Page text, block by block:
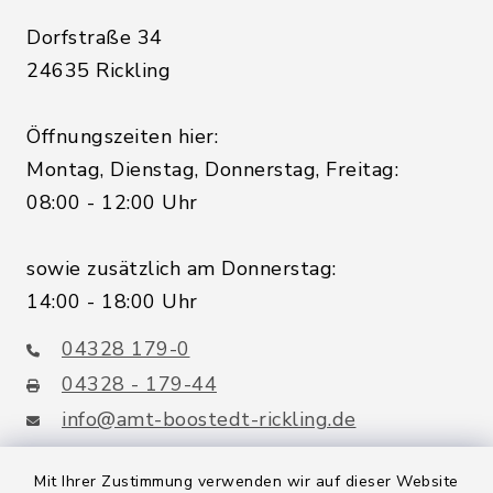
Mit Ihrer Zustimmung verwenden wir auf dieser Website
Dorfstraße 34
24635 Rickling
Öffnungszeiten hier:
Montag, Dienstag, Donnerstag, Freitag:
08:00 - 12:00 Uhr
sowie zusätzlich am Donnerstag:
14:00 - 18:00 Uhr
04328 179-0
04328 - 179-44
info@amt-boostedt-rickling.de